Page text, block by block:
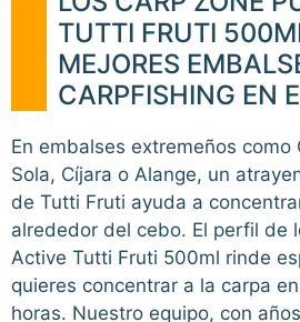
TUTTI FRUTI
MEJORES
CARPFISHING EN
En embalses extremeños como
Sola, Cíjara o Alange, un
de Tutti Fruti ayuda a
alrededor del cebo. El perfil de
Active Tutti Fruti 500ml rinde
quieres concentrar a la carpa
horas. Nuestro equipo, con